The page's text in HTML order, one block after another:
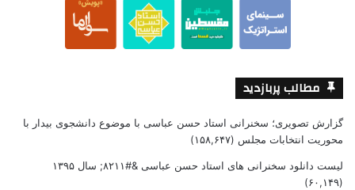
مطالب پربازدید
گزارش تصویری؛ سخنرانی استاد حسن عباسی با موضوع دانشجوی بیدار با
محوریت انتخابات مجلس (۱۵۸,۶۴۷)
لیست دانلود سخنرانی های استاد حسن عباسی &#۸۲۱۱; سال ۱۳۹۵
(۶۰,۱۴۹)